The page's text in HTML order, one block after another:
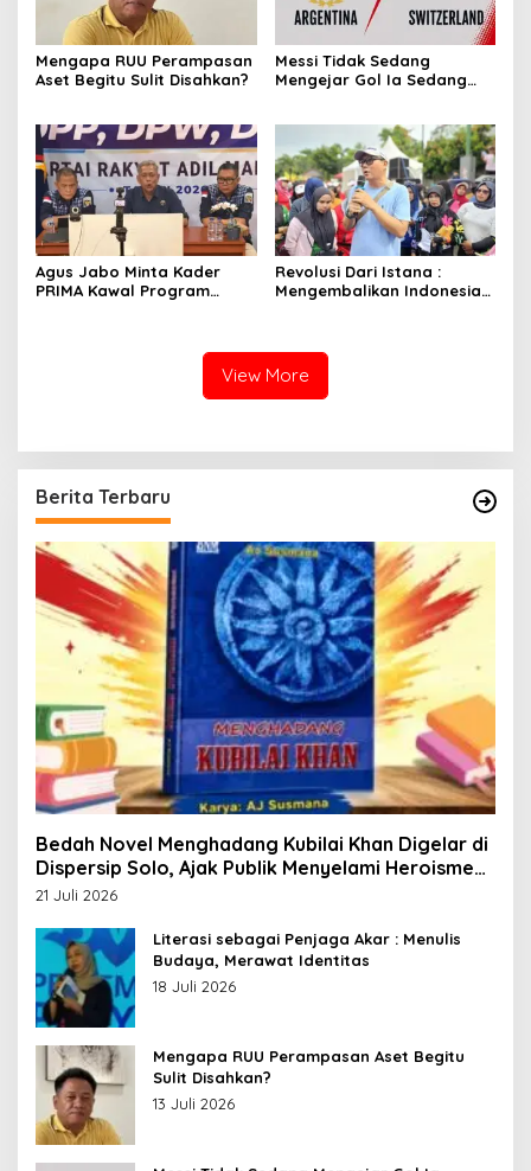
Mengapa RUU Perampasan
Aset Begitu Sulit Disahkan?
Messi Tidak Sedang
Mengejar Gol Ia Sedang
Agus Jabo Minta Kader
PRIMA Kawal Program
Revolusi Dari Istana :
Mengembalikan Indonesia
View More
Berita Terbaru
Bedah Novel Menghadang Kubilai Khan Digelar di
Dispersip Solo, Ajak Publik Menyelami Heroisme
Leluhur Nusantara
21 Juli 2026
Literasi sebagai Penjaga Akar : Menulis
Budaya, Merawat Identitas
18 Juli 2026
Mengapa RUU Perampasan Aset Begitu
Sulit Disahkan?
13 Juli 2026